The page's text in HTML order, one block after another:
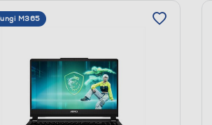
M365